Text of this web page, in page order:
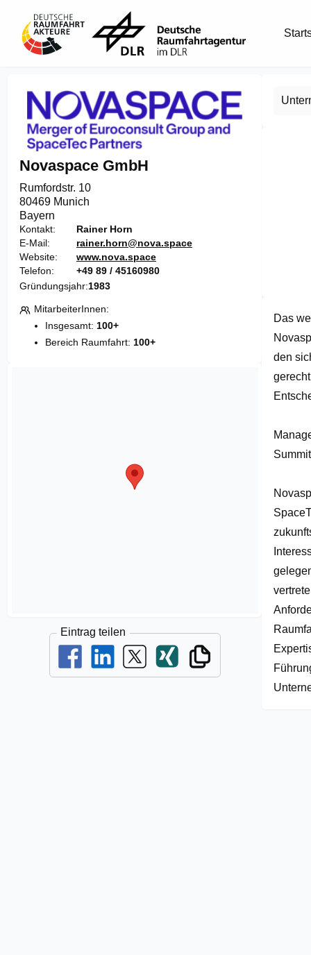
Novaspace GmbH
Rumfordstr. 10
80469 Munich
Bayern
Kontakt
Rainer Horn
E-Mail
rainer.horn@nova.space
Website
www.nova.space
Telefon
+49 89 / 45160980
Gründungsjahr 1983
MitarbeiterInnen
Insgesamt: 100+
Bereich Raumfahrt: 100+
Eintrag teilen
of
1
Das
den